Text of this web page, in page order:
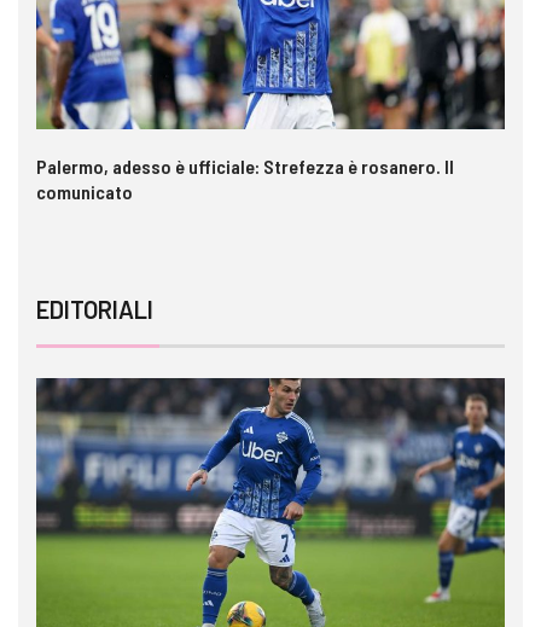
Palermo, adesso è ufficiale: Strefezza è rosanero. Il
comunicato
EDITORIALI